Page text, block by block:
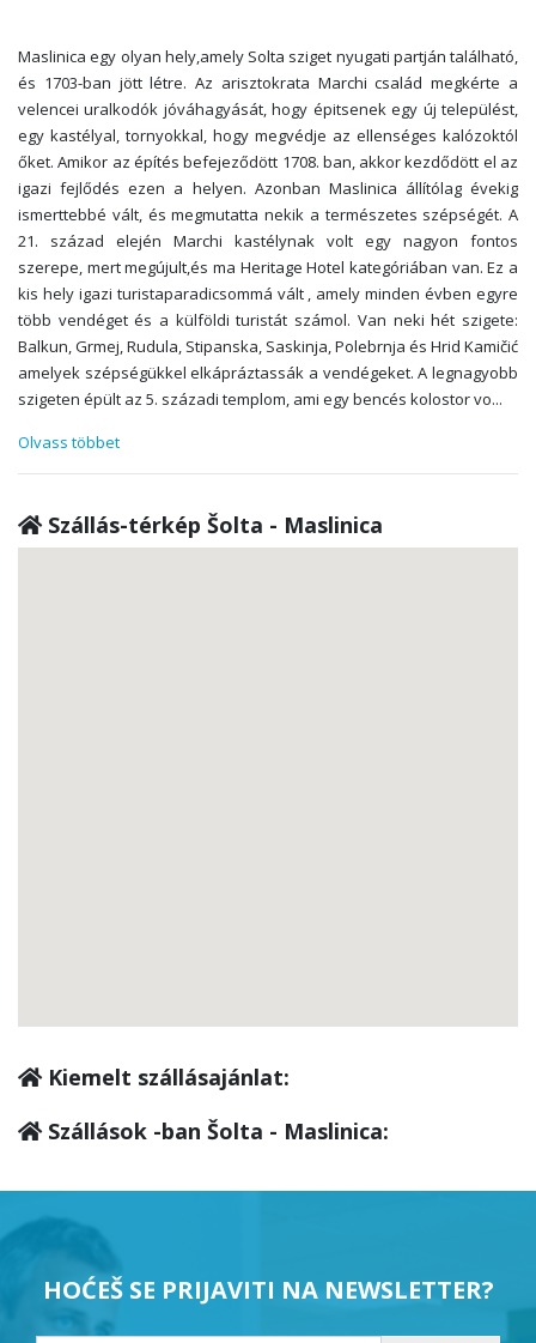
Maslinica egy olyan hely,amely Solta sziget nyugati partján található,
és 1703-ban jött létre. Az arisztokrata Marchi család megkérte a
velencei uralkodók jóváhagyását, hogy épitsenek egy új települést,
egy kastélyal, tornyokkal, hogy megvédje az ellenséges kalózoktól
őket. Amikor az építés befejeződött 1708. ban, akkor kezdődött el az
igazi fejlődés ezen a helyen. Azonban Maslinica állítólag évekig
ismerttebbé vált, és megmutatta nekik a természetes szépségét. A
21. század elején Marchi kastélynak volt egy nagyon fontos
szerepe, mert megújult,és ma Heritage Hotel kategóriában van. Ez a
kis hely igazi turistaparadicsommá vált , amely minden évben egyre
több vendéget és a külföldi turistát számol. Van neki hét szigete:
Balkun, Grmej, Rudula, Stipanska, Saskinja, Polebrnja és Hrid Kamičić
amelyek szépségükkel elkápráztassák a vendégeket. A legnagyobb
szigeten épült az 5. századi templom, ami egy bencés kolostor vo...
Olvass többet
Szállás-térkép Šolta - Maslinica
Kiemelt szállásajánlat:
Szállások -ban Šolta - Maslinica:
HOĆEŠ SE PRIJAVITI NA NEWSLETTER?